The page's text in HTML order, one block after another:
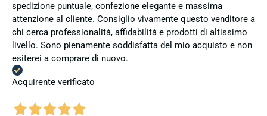
spedizione puntuale, confezione elegante e massima
attenzione al cliente. Consiglio vivamente questo venditore a
chi cerca professionalità, affidabilità e prodotti di altissimo
livello. Sono pienamente soddisfatta del mio acquisto e non
esiterei a comprare di nuovo.
Acquirente verificato